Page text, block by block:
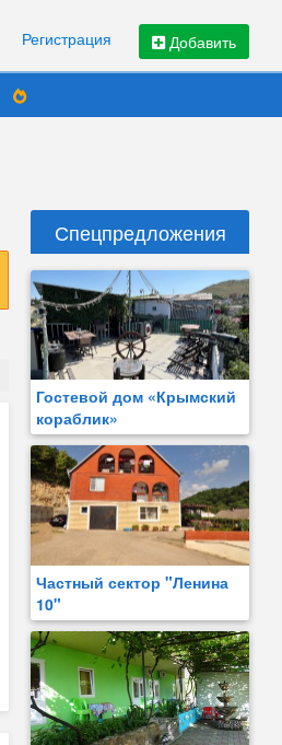
Добавить
Регистрация
Спецпредложения
Гостевой дом «Крымский
кораблик»
Частный сектор "Ленина
10"